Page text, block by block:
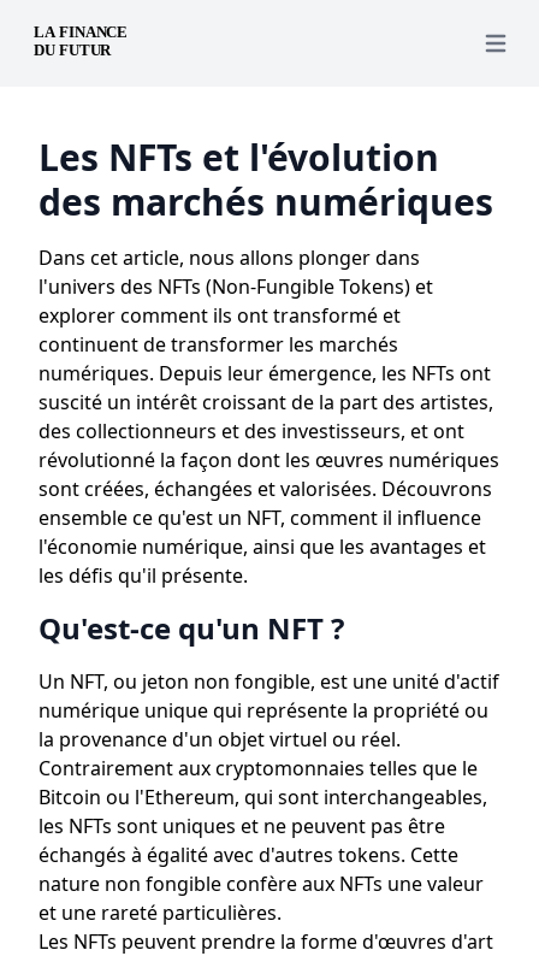
Open
Les NFTs et l'évolution
des marchés numériques
Dans cet article, nous allons plonger dans
l'univers des NFTs (Non-Fungible Tokens) et
explorer comment ils ont transformé et
continuent de transformer les marchés
numériques. Depuis leur émergence, les NFTs ont
suscité un intérêt croissant de la part des artistes,
des collectionneurs et des investisseurs, et ont
révolutionné la façon dont les œuvres numériques
sont créées, échangées et valorisées. Découvrons
ensemble ce qu'est un NFT, comment il influence
l'économie numérique, ainsi que les avantages et
les défis qu'il présente.
Qu'est-ce qu'un NFT ?
Un NFT, ou jeton non fongible, est une unité d'actif
numérique unique qui représente la propriété ou
la provenance d'un objet virtuel ou réel.
Contrairement aux cryptomonnaies telles que le
Bitcoin ou l'Ethereum, qui sont interchangeables,
les NFTs sont uniques et ne peuvent pas être
échangés à égalité avec d'autres tokens. Cette
nature non fongible confère aux NFTs une valeur
et une rareté particulières.
Les NFTs peuvent prendre la forme d'œuvres d'art